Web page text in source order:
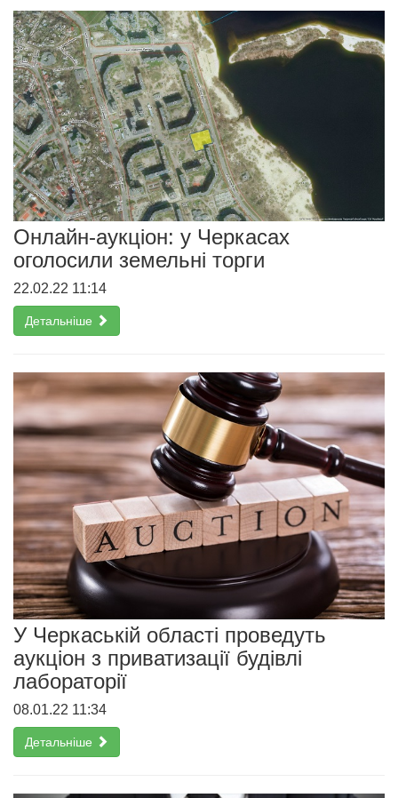
Онлайн-аукціон: у Черкасах
оголосили земельні торги
22.02.22 11:14
Детальніше
У Черкаській області проведуть
аукціон з приватизації будівлі
лабораторії
08.01.22 11:34
Детальніше